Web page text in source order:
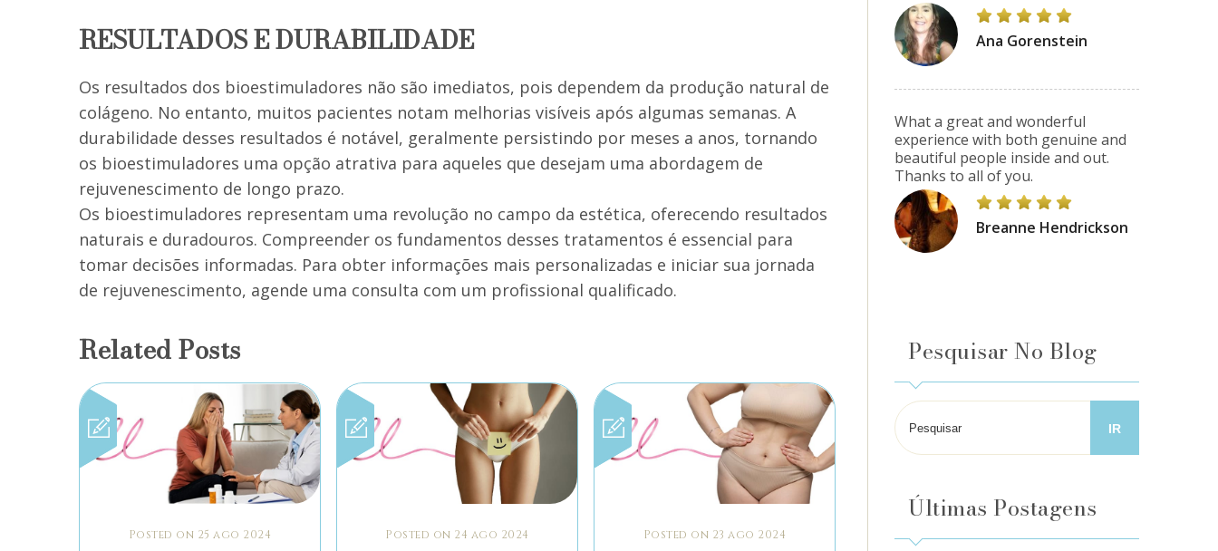
RESULTADOS E DURABILIDADE
Os resultados dos bioestimuladores não são imediatos, pois dependem da produção natural de
colágeno. No entanto, muitos pacientes notam melhorias visíveis após algumas semanas. A
durabilidade desses resultados é notável, geralmente persistindo por meses a anos, tornando
os bioestimuladores uma opção atrativa para aqueles que desejam uma abordagem de
rejuvenescimento de longo prazo.
Os bioestimuladores representam uma revolução no campo da estética, oferecendo resultados
naturais e duradouros. Compreender os fundamentos desses tratamentos é essencial para
tomar decisões informadas. Para obter informações mais personalizadas e iniciar sua jornada
de rejuvenescimento, agende uma consulta com um profissional qualificado.
Related Posts
Posted on 25 ago 2024
Posted on 24 ago 2024
Posted on 23 ago 2024
Ana Gorenstein
What a great and wonderful
experience with both genuine and
beautiful people inside and out.
Thanks to all of you.
Breanne Hendrickson
Pesquisar No Blog
Últimas Postagens